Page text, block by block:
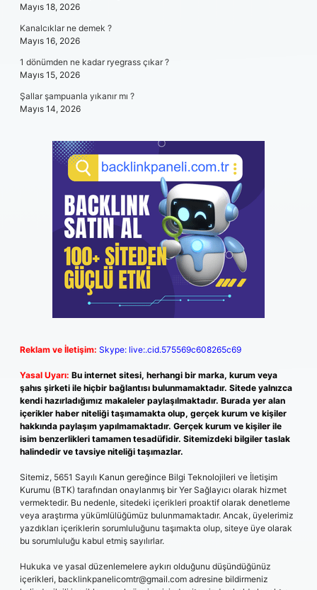
Mayıs 18, 2026
Kanalcıklar ne demek ?
Mayıs 16, 2026
1 dönümden ne kadar ryegrass çıkar ?
Mayıs 15, 2026
Şallar şampuanla yıkanır mı ?
Mayıs 14, 2026
Reklam ve İletişim: Skype: live:.cid.575569c608265c69
Yasal Uyarı: Bu internet sitesi, herhangi bir marka, kurum veya
şahıs şirketi ile hiçbir bağlantısı bulunmamaktadır. Sitede yalnızca
kendi hazırladığımız makaleler paylaşılmaktadır. Burada yer alan
içerikler haber niteliği taşımamakta olup, gerçek kurum ve kişiler
hakkında paylaşım yapılmamaktadır. Gerçek kurum ve kişiler ile
isim benzerlikleri tamamen tesadüfidir. Sitemizdeki bilgiler taslak
halindedir ve tavsiye niteliği taşımazlar.
Sitemiz, 5651 Sayılı Kanun gereğince Bilgi Teknolojileri ve İletişim
Kurumu (BTK) tarafından onaylanmış bir Yer Sağlayıcı olarak hizmet
vermektedir. Bu nedenle, sitedeki içerikleri proaktif olarak denetleme
veya araştırma yükümlülüğümüz bulunmamaktadır. Ancak, üyelerimiz
yazdıkları içeriklerin sorumluluğunu taşımakta olup, siteye üye olarak
bu sorumluluğu kabul etmiş sayılırlar.
Hukuka ve yasal düzenlemelere aykırı olduğunu düşündüğünüz
içerikleri, backlinkpanelicomtr@gmail.com adresine bildirmeniz